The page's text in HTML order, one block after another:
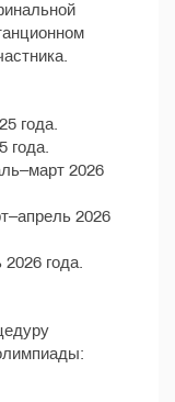
года.
года.
2026
2026
года.